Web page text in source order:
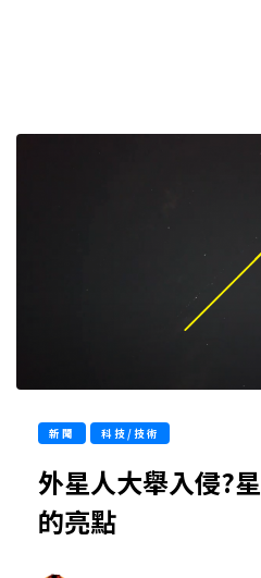
新聞 科技/技術
外星人大舉入侵?
的亮點